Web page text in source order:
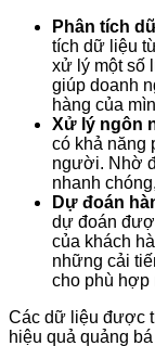
Phân tích
tích dữ liệu
xử lý một số
giúp doanh
hàng của
Xử lý ngôn
có khả năng
người. Nhờ
nhanh
Dự đoán
dự đoán
của khách
những cải
cho phù hợp
Các dữ liệu được
hiệu quả quảng